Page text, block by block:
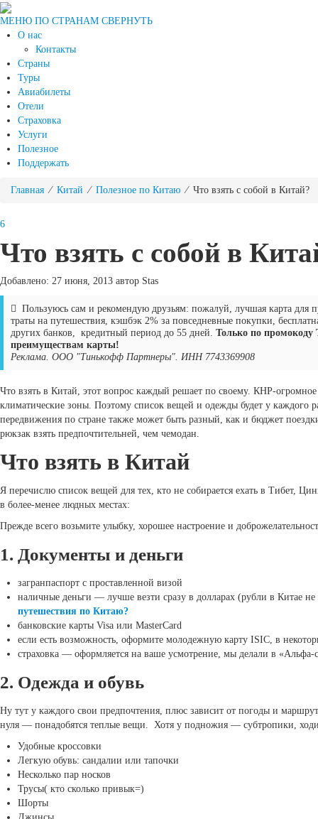
МЕНЮ ПО СТРАНАМ СВЕРНУТЬ
О нас
Контакты
Страны
Туры
Авиабилеты
Отели
Страховка
Услуги
Полезное
Поддержать
Главная ⁄ Китай ⁄ Полезное по Китаю ⁄ Что взять с собой в Китай?
6
Что взять с собой в
Добавлено: 27 июня, 2013 автор Stas
Пользуюсь сам и рекомендую друзьям: пожалуй, лучшая карта для
траты на путешествия, кэшбэк 2% за повседневные покупки,
других банков, кредитный период до 55 дней. Только по промокоду
преимуществам карты!
Реклама. ООО "Тинькофф Партнеры". ИНН 7743369908
Что взять в Китай, этот вопрос каждый решает по своему. КНР-
климатические зоны. Поэтому список вещей и одежды будет у каждого
передвижения по стране также может быть разный, как и бюджет
рюкзак взять предпочтительней, чем чемодан.
Что взять в Китай
Я перечислю список вещей для тех, кто не собирается ехать в Тибет,
в более-менее людных местах:
Прежде всего возьмите улыбку, хорошее настроение и
1. Документы и деньги
загранпаспорт с проставленной визой
наличные деньги — лучше везти сразу в долларах (рубли в Китае
путешествия по Китаю?
банковские карты Visa или MasterCard
если есть возможность, оформите молодежную карту ISIC, в
страховка — оформляется на ваше усмотрение, мы делали в «Альфа-
2. Одежда и обувь
Ну тут у каждого свои предпочтения, плюс зависит от погоды и
нуля — понадобятся теплые вещи. Хотя у подножия — субтропики,
Удобные кроссовки
Легкую обувь: сандалии или тапочки
Несколько пар носков
Трусы( кто сколько привык=)
Шорты